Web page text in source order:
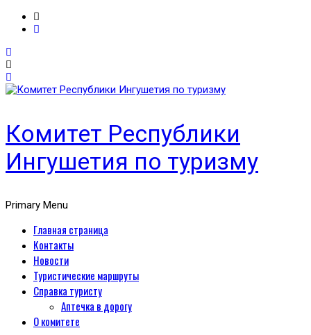
Комитет Республики
Ингушетия по туризму
Primary Menu
Главная страница
Контакты
Новости
Туристические маршруты
Справка туристу
Аптечка в дорогу
О комитете